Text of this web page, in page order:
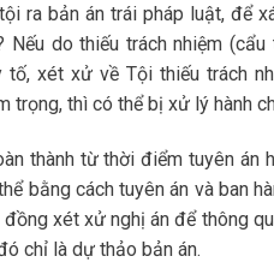
ra bản án trái pháp luật, để
Nếu do thiếu trách nhiệm
xét xử về Tội thiếu trách
trọng, thì có thể bị xử lý hành
thành từ thời điểm tuyên án
bằng cách tuyên án và ban
xét xử nghị án để thông
chỉ là dự thảo bản án.